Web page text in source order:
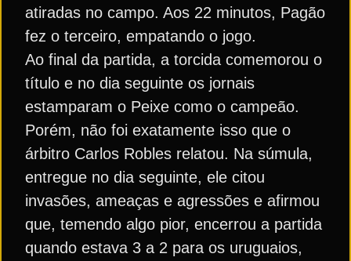
atiradas no campo. Aos 22 minutos, Pagão
fez o terceiro, empatando o jogo.
Ao final da partida, a torcida comemorou o
título e no dia seguinte os jornais
estamparam o Peixe como o campeão.
Porém, não foi exatamente isso que o
árbitro Carlos Robles relatou. Na súmula,
entregue no dia seguinte, ele citou
invasões, ameaças e agressões e afirmou
que, temendo algo pior, encerrou a partida
quando estava 3 a 2 para os uruguaios,